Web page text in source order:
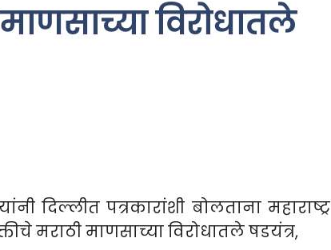
विरोधातले
दिल्लीत पत्रकारांशी बोलताना महाराष्ट्र
मराठी माणसाच्या विरोधातले षडयंत्र,